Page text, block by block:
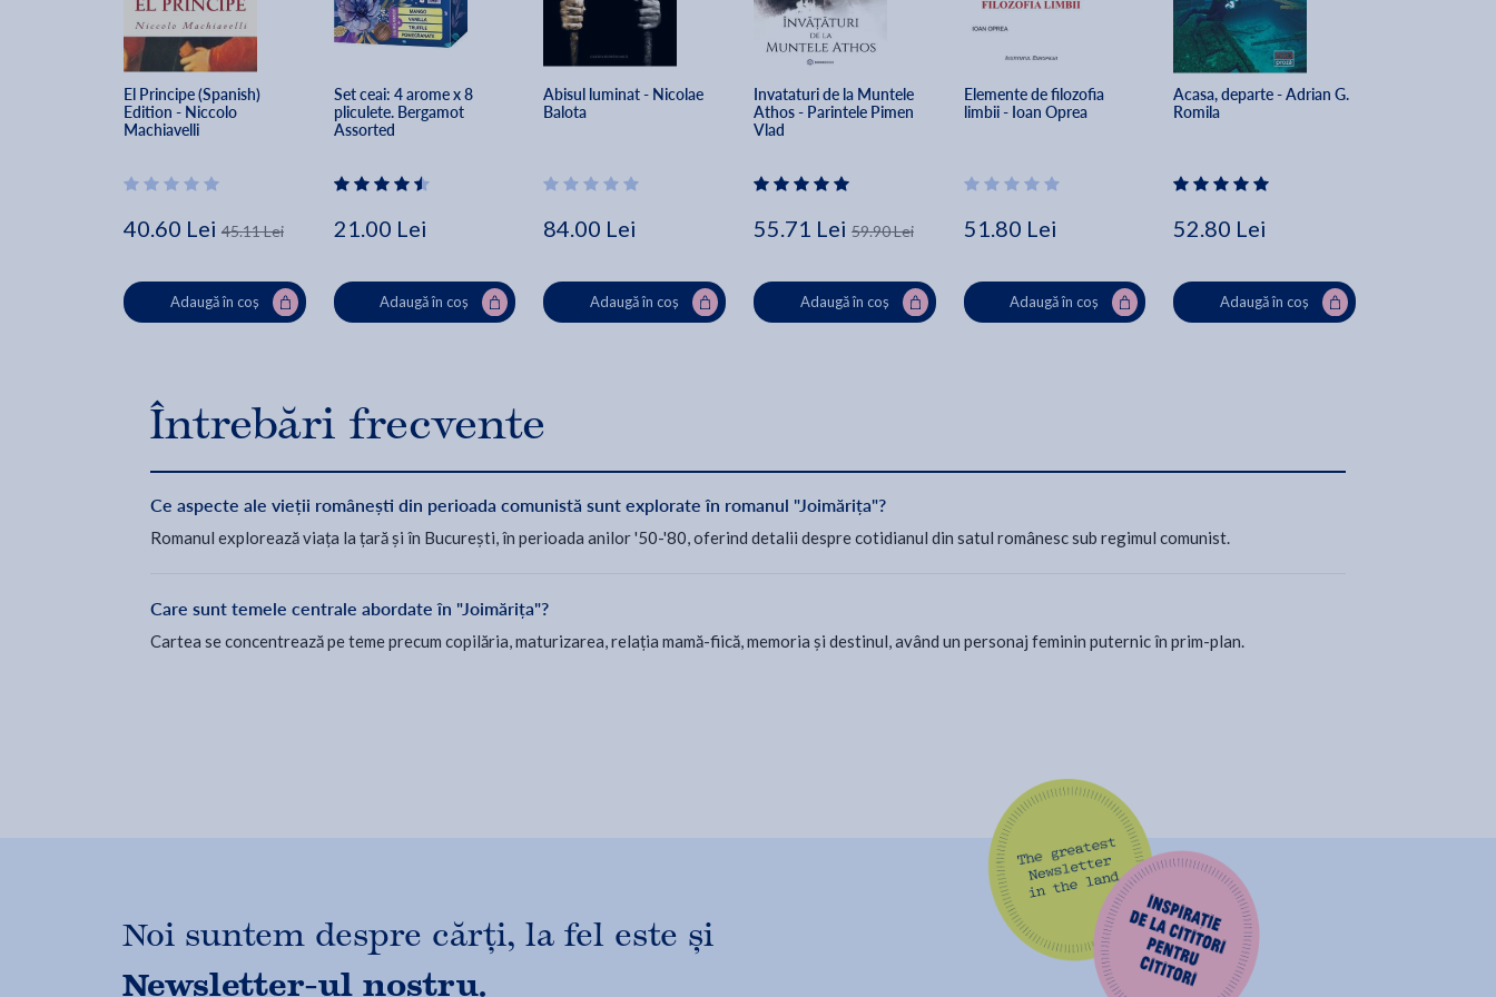
El Principe (Spanish)
Edition - Niccolo
Machiavelli
40.60 Lei 45.11 Lei
Adaugă în coș
Set ceai: 4 arome x 8
pliculete. Bergamot
Assorted
21.00 Lei
Adaugă în coș
Abisul luminat - Nicolae
Balota
84.00 Lei
Adaugă în coș
Invataturi de la Muntele
Athos - Parintele Pimen
Vlad
55.71 Lei 59.90 Lei
Adaugă în coș
Elemente de filozofia
limbii - Ioan Oprea
51.80 Lei
Adaugă în coș
Acasa, departe - Adrian G.
Romila
52.80 Lei
Adaugă în coș
Întrebări frecvente
Ce aspecte ale vieții românești din perioada comunistă sunt explorate în romanul "Joimărița"?
Romanul explorează viața la țară și în București, în perioada anilor '50-'80, oferind detalii despre cotidianul din satul românesc sub regimul comunist.
Care sunt temele centrale abordate în "Joimărița"?
Cartea se concentrează pe teme precum copilăria, maturizarea, relația mamă-fiică, memoria și destinul, având un personaj feminin puternic în prim-plan.
Noi suntem despre cărți, la fel este și
Newsletter-ul nostru.